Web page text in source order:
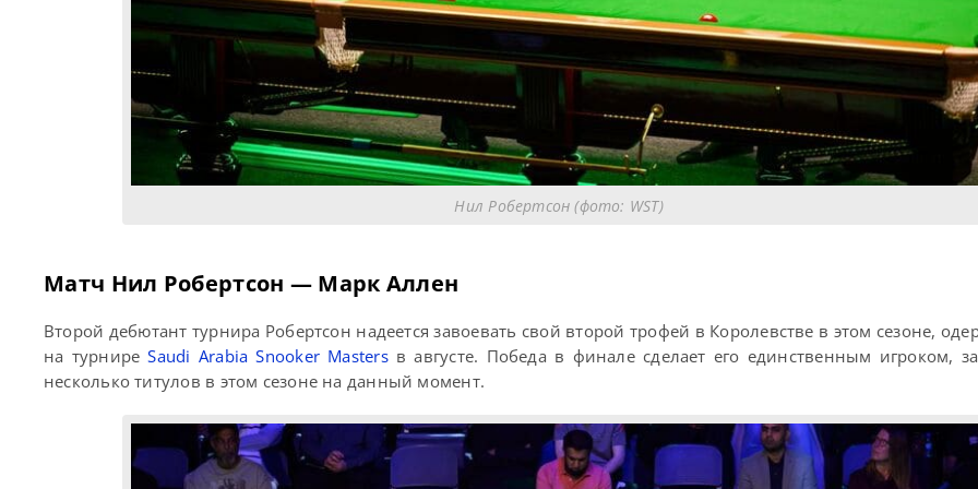
Нил Робертсон (фото: WST)
Матч Нил Робертсон — Марк Аллен
Второй дебютант турнира Робертсон надеется завоевать свой второй трофей в Королевстве в этом сезоне,
на турниреSaudi Arabia Snooker Mastersв августе. Победа в финале сделает его единственным игроком,
несколько титулов в этом сезоне на данный момент.